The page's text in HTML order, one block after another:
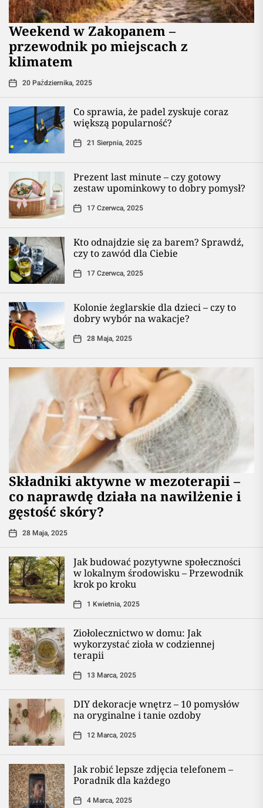
Weekend w Zakopanem –
przewodnik po miejscach z
klimatem
20 Października, 2025
Co sprawia, że padel zyskuje coraz
większą popularność?
21 Sierpnia, 2025
Prezent last minute – czy gotowy
zestaw upominkowy to dobry pomysł?
17 Czerwca, 2025
Kto odnajdzie się za barem? Sprawdź,
czy to zawód dla Ciebie
17 Czerwca, 2025
Kolonie żeglarskie dla dzieci – czy to
dobry wybór na wakacje?
28 Maja, 2025
Składniki aktywne w mezoterapii –
co naprawdę działa na nawilżenie i
gęstość skóry?
28 Maja, 2025
Jak budować pozytywne społeczności
w lokalnym środowisku – Przewodnik
krok po kroku
1 Kwietnia, 2025
Ziołolecznictwo w domu: Jak
wykorzystać zioła w codziennej
terapii
13 Marca, 2025
DIY dekoracje wnętrz – 10 pomysłów
na oryginalne i tanie ozdoby
12 Marca, 2025
Jak robić lepsze zdjęcia telefonem –
Poradnik dla każdego
4 Marca, 2025